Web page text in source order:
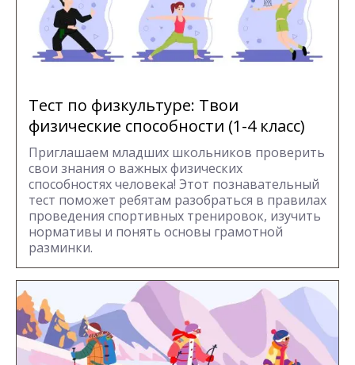
Тест по физкультуре: Твои
физические способности (1-4 класс)
Приглашаем младших школьников проверить
свои знания о важных физических
способностях человека! Этот познавательный
тест поможет ребятам разобраться в правилах
проведения спортивных тренировок, изучить
нормативы и понять основы грамотной
разминки.